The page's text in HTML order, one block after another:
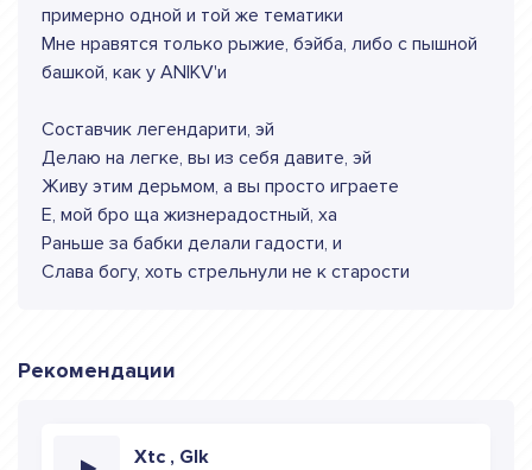
примерно одной и той же тематики
Мне нравятся только рыжие, бэйба, либо с пышной
башкой, как у ANIKV'и
Составчик легендарити, эй
Делаю на легке, вы из себя давите, эй
Живу этим дерьмом, а вы просто играете
Е, мой бро ща жизнерадостный, ха
Раньше за бабки делали гадости, и
Слава богу, хоть стрельнули не к старости
Рекомендации
Xtc , Glk